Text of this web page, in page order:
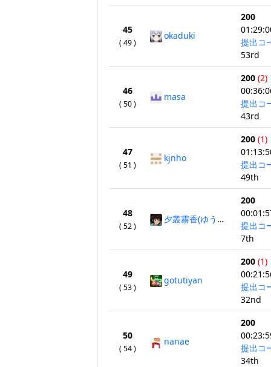
45
( 49 )
okaduki
200
提出コ
53rd
46
( 50 )
masa
200 (2)
提出コ
43rd
47
( 51 )
kjnho
200 (1)
提出コ
49th
48
( 52 )
夕叢霧香(ゆうむらきりか)
200
提出コ
7th
49
( 53 )
gotutiyan
200 (1)
提出コ
32nd
50
( 54 )
nanae
200
提出コ
34th